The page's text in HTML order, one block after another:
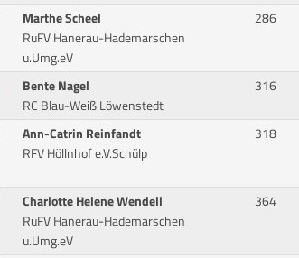
Marthe Scheel
RuFV Hanerau-Hademarschen
u.Umg.eV
286
Bente Nagel
RC Blau-Weiß Löwenstedt
316
Ann-Catrin Reinfandt
RFV Höllnhof e.V.Schülp
318
Charlotte Helene Wendell
RuFV Hanerau-Hademarschen
u.Umg.eV
364